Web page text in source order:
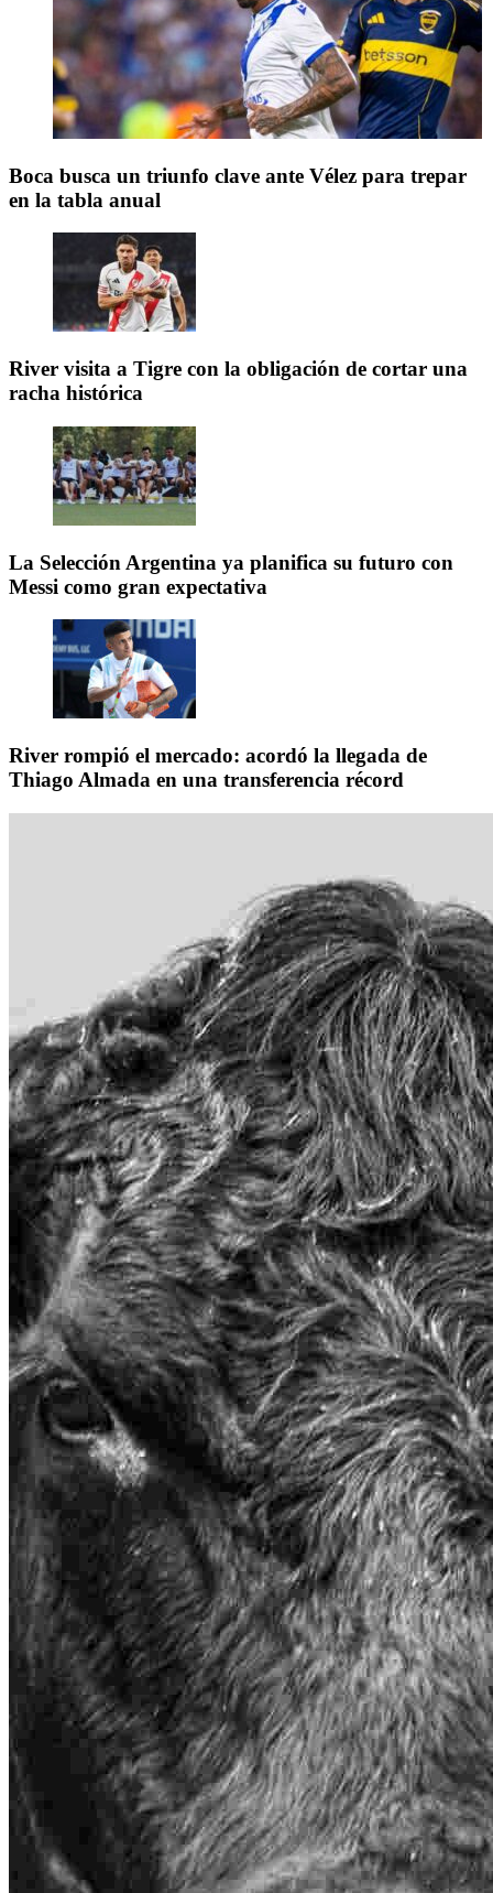
Boca busca un triunfo clave ante Vélez para trepar
en la tabla anual
River visita a Tigre con la obligación de cortar una
racha histórica
La Selección Argentina ya planifica su futuro con
Messi como gran expectativa
River rompió el mercado: acordó la llegada de
Thiago Almada en una transferencia récord